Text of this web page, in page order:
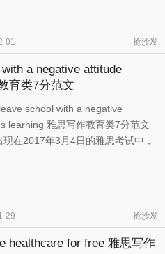
可能让普通民众对自己的生活不
作文题目 So ...
01 抢沙发
a negative attitude
育类7分范文
school with a negative
learning 雅思写作教育类7分范文
在2017年3月4日的雅思考试中，
29 抢沙发
healthcare for free 雅思写作